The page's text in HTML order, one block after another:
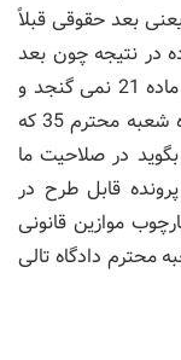
بعد حقوقی قبلاً
نتیجه چون بعد
كیفری در چهارچوب موازین قانونی مذكور در ماده 21 نمی گنجد و
مربوط به دیوان عالی كشور نبوده به نظر بنده شعبه محترم 35 كه
بگوید در صلاحیت ما
قابل طرح در
موازین قانونی
محترم دادگاه تالی